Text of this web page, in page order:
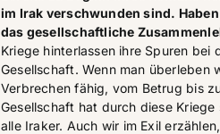
im Irak verschwunden sind.
das gesellschaftliche
Kriege hinterlassen ihre Spuren bei
Gesellschaft. Wenn man überleben
Verbrechen fähig, vom Betrug bis
Gesellschaft hat durch diese
alle Iraker. Auch wir im Exil